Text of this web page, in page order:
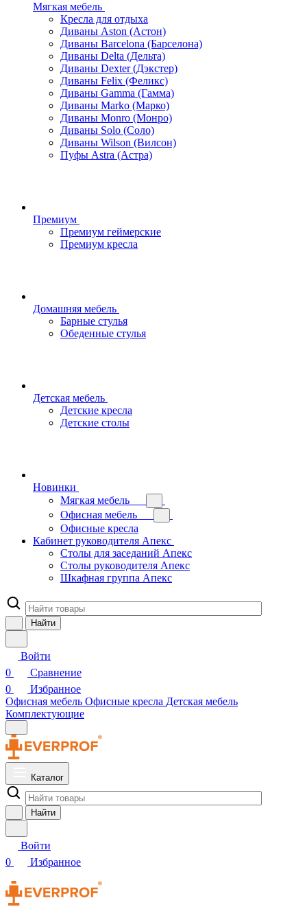
Мягкая мебель
Кресла для отдыха
Диваны Aston (Астон)
Диваны Barcelona (Барселона)
Диваны Delta (Дельта)
Диваны Dexter (Дэкстер)
Диваны Felix (Феликс)
Диваны Gamma (Гамма)
Диваны Marko (Марко)
Диваны Monro (Монро)
Диваны Solo (Соло)
Диваны Wilson (Вилсон)
Пуфы Astra (Астра)
Премиум
Премиум геймерские
Премиум кресла
Домашняя мебель
Барные стулья
Обеденные стулья
Детская мебель
Детские кресла
Детские столы
Новинки
Мягкая мебель
Офисная мебель
Офисные кресла
Кабинет руководителя Апекс
Столы для заседаний Апекс
Столы руководителя Апекс
Шкафная группа Апекс
Найти
Войти
0
Сравнение
0
Избранное
Офисная мебель Офисные кресла Детская мебель
Комплектующие
Каталог
Найти
Войти
0
Избранное